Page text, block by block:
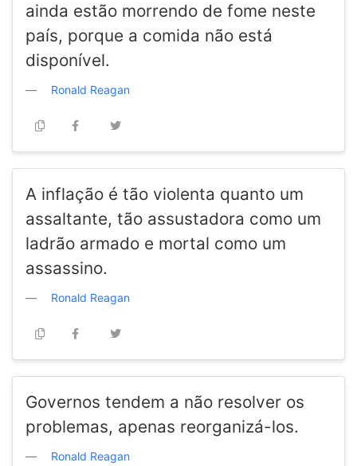
ainda estão morrendo de fome neste
país, porque a comida não está
disponível.
Ronald Reagan
A inflação é tão violenta quanto um
assaltante, tão assustadora como um
ladrão armado e mortal como um
assassino.
Ronald Reagan
Governos tendem a não resolver os
problemas, apenas reorganizá-los.
Ronald Reagan